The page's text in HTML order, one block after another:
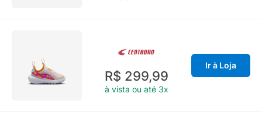
R$ 299,99
à vista ou até 3x
Ir à Loja